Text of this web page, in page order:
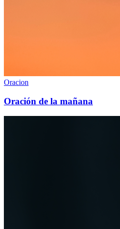
Oracion
Oración de la mañana